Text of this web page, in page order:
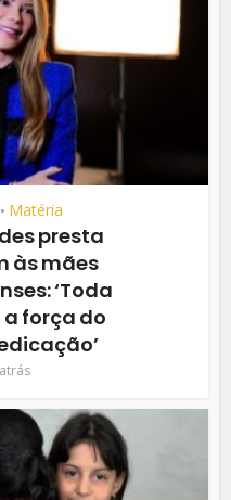
• Matéria
presta
às mães
‘Toda
força do